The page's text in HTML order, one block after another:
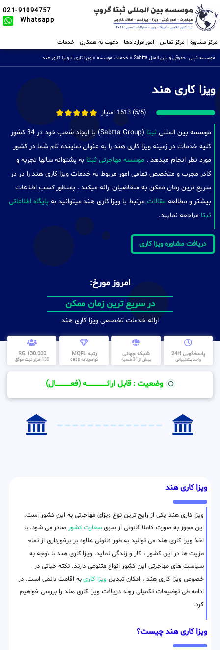
021-91094757
Whatsapp
مرکز مشاوره مرکز تماس امور قراردادها دعوت به همکاری خدمات
موسسه ثبتی، حقوقی و بین الملل Sabtta » خدمات موسسه » ویزا کاری » ویزا کاری هند
ویزا کاری هند
(5/5) 1513 امتیاز
موسسه بین المللی ثبتا
(Sabtta Group) با ایجاد شعب خود در 34 کشور
کلیه خدمات در زمینه ویزا کاری هند را به عنوان نماینده تام شما در کشور
مورد نظر انجام میدهد . موسسه مهاجرتی ثبتا به پشتوانه سالها تجربه و
کادر مجرب و متخصص تمامی امور مربوط به خدمات ویزا کاری هند را در در
سریع ترین زمان ممکن به متقاضیان ارائه میکند . بمنظور کسب اطلاعات
بیشتر و مطالعه مقالات مرتبط با ویزا کاری هند میتوانید به پایگاه اطلاعاتی
ثبتا مراجعه نمایید.
دریافت مشاوره ویزا کاری
امروز مورخ:
در سریع ترین زمان ممکن
ارائه خدمات تخصصی ویزا کاری هند
پاسخگویی 24H
واحد پشتیبانی
شبکه جهانی
بیش از 34 شعبه
رتبه MQFL
گواهینامه cess
130.000 RG
130 هزار ثبت موفق
وضعیت : قابل ارائــــــــــــــــــــه (فعـــــــــــــــال)
ویزا کاری هند
ویزا کاری هند یکی از رایج ترین نوع ویزای مهاجرتی به این کشور است.
این مجوز به صورت کاملا قانونی از سوی سفارت کشور صادر می شود. با
اخذ ویزا کاری هند می توانید به طور قانونی علاوه بر برخورداری از تمام
مزیت ها در این کشور ، کار و زندگی نماید. ویزا کاری هند با توجه به
سیاست های مهاجرتی این کشور انواع متنوعی دارند. نکته حیاتی در
خصوص ویزا کاری هند ، امکان تبدیل ویزا کاری به اقامت دائمی است. در
ادامه طی توضیحات تکمیلی روند دریافت ویزا کاری هند را بررسی خواهیم
کرد.
ویزا کاری هند چیست؟